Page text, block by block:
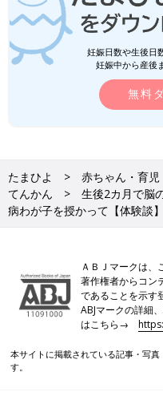
妊娠日数や生後日
妊娠中から産後
無料
たまひよ 赤ちゃん・育児
てんかん
生後2カ月で脳
病わが子を授かって【体験談】
ＡＢＪマークは、
著作権者からコン
であることを示す
ABJマークの詳細
はこちら→
本サイトに掲載されている記事・写
す。